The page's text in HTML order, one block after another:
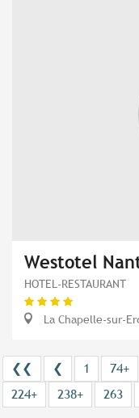
Westotel
HOTEL-RESTAURANT
La Chapelle-sur-
❮❮ ❮ 1 74+
224+
238+ 263